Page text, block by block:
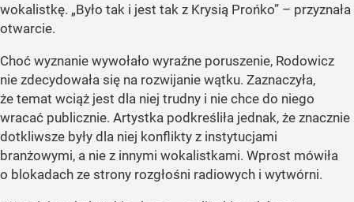
wokalistkę. „Było tak i jest tak z Krysią Prońko” – przyznała
otwarcie.
Choć wyznanie wywołało wyraźne poruszenie, Rodowicz
nie zdecydowała się na rozwijanie wątku. Zaznaczyła,
że temat wciąż jest dla niej trudny i nie chce do niego
wracać publicznie. Artystka podkreśliła jednak, że znacznie
dotkliwsze były dla niej konflikty z instytucjami
branżowymi, a nie z innymi wokalistkami. Wprost mówiła
o blokadach ze strony rozgłośni radiowych i wytwórni.